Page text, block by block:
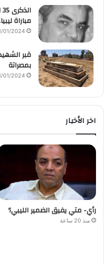
مباراة
01/2024
قبر
بمصراتة
01/2024
اخر الأخبار
رأي- متي يفيق الضمير الليبي؟
منذ 20 ساعة